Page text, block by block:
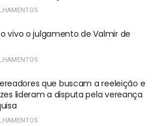
vivo o julgamento de Valmir de
que buscam a reeleição e
lideram a disputa pela vereança